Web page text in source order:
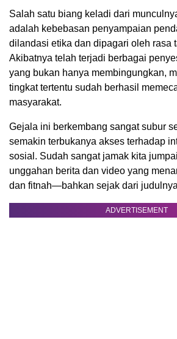
Salah satu biang keladi dari
adalah kebebasan penyampaian
dilandasi etika dan dipagari oleh rasa
Akibatnya telah terjadi berbagai
yang bukan hanya membingungkan,
tingkat tertentu sudah berhasil
masyarakat.
Gejala ini berkembang sangat subur
semakin terbukanya akses terhadap
sosial. Sudah sangat jamak kita
unggahan berita dan video yang
dan fitnah—bahkan sejak dari
ADVERTISEMENT